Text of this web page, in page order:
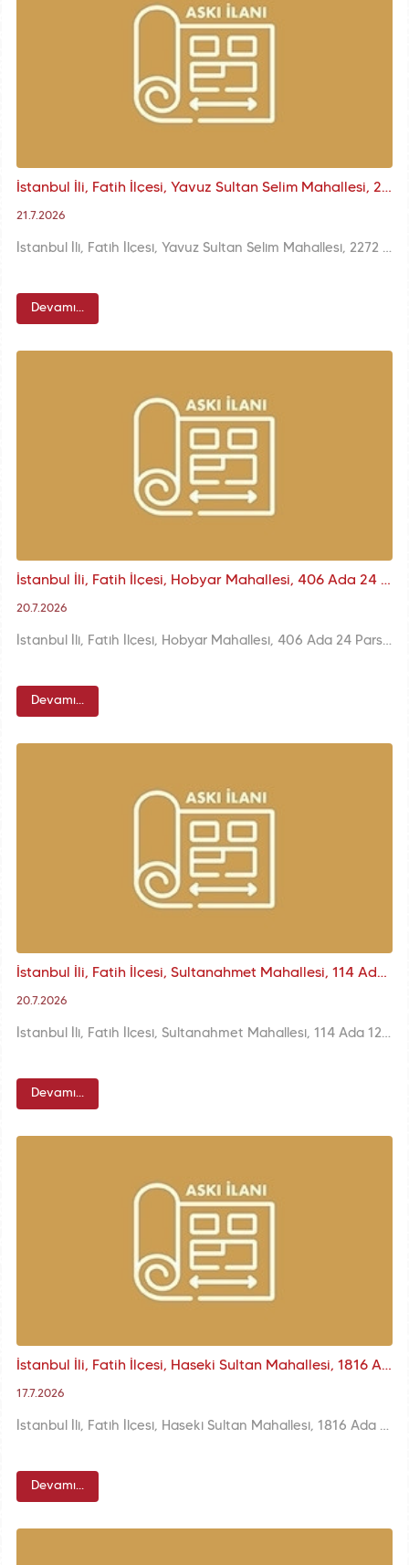
İstanbul İli, Fatih İlçesi, Yavuz Sultan Selim Mahallesi, 2272 Ada 3 Parsele İlişkin KUİP-341100624 Plan İşlem Numaralı 1/1000 K.A.U.İ.P. Askı İlanı
21.7.2026
İstanbul İli, Fatih İlçesi, Yavuz Sultan Selim Mahallesi, 2272 Ada 3 Parsele İlişkin KUİP-341100624 Plan İşlem Numaralı 1/1000 ölçekli K.A.U.İ.P. Değişikliği
Devamı...
İstanbul İli, Fatih İlçesi, Hobyar Mahallesi, 406 Ada 24 Parsele İlişkin KUİP-341092935 Plan İşlem Numaralı 1/1000 K.A.U.İ.P. Değişikliği Askı İlanı
20.7.2026
İstanbul İli, Fatih İlçesi, Hobyar Mahallesi, 406 Ada 24 Parsele İlişkin KUİP-341092935 Plan İşlem Numaralı 1/1000 ölçekli K.A.U.İ.P. Değişikliği
Devamı...
İstanbul İli, Fatih İlçesi, Sultanahmet Mahallesi, 114 Ada 12 (E:7-8) Parsele İlişkin KUİP-341092880 Plan İşlem Numaralı 1/1000 K.A.U.İ.P. Askı İlanı
20.7.2026
İstanbul İli, Fatih İlçesi, Sultanahmet Mahallesi, 114 Ada 12 (E:7-8) Parsele İlişkin KUİP-341092880 Plan İşlem Numaralı 1/1000 ölçekli K.A.U.İ.P. Değişikliği
Devamı...
İstanbul İli, Fatih İlçesi, Haseki Sultan Mahallesi, 1816 Ada 58 Parsele İlişkin KUİP-341105785 Plan İşlem Numaralı 1/1000 K.A.U.İ.P. Askı İlanı
17.7.2026
İstanbul İli, Fatih İlçesi, Haseki Sultan Mahallesi, 1816 Ada 58 Parsele İlişkin KUİP-341105785 Plan İşlem Numaralı 1/1000 ölçekli K.A.U.İ.P. Değişikliği
Devamı...